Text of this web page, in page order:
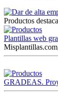
Productos
Plantillas web
GRADEAS.